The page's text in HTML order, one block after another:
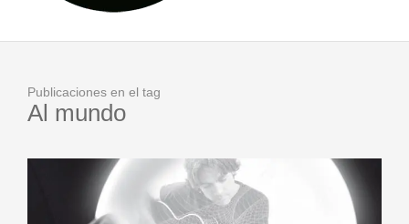
Publicaciones en el tag
Al mundo